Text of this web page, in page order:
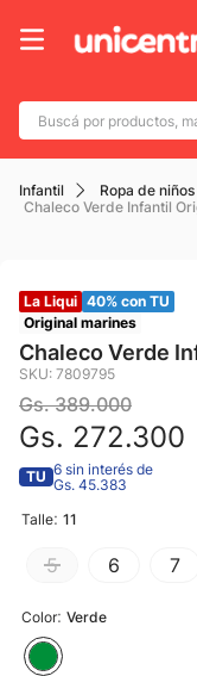
Buscá por
Infantil Ropa de niños
Chaleco Verde Infantil
La Liqui 40% con TU
Original marines
Chaleco Verde
SKU: 7809795
Gs. 389.000
Gs. 272.300
TU 6 sin interés de
Gs. 45.383
Color: Verde
Talle: 11
5 6 7
Términos más
1. adidas
4. mochila
5. botin
6. caterpillar
7. todo terreno
8. nike
9 .
10